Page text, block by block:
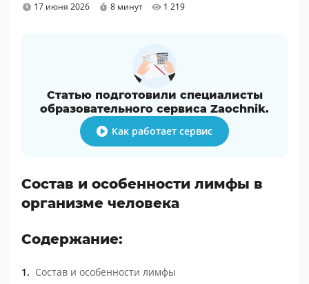
17 июня 2026 8 минут 1 219
Статью подготовили специалисты
образовательного сервиса Zaochnik.
Как работает сервис
Состав и особенности лимфы в
организме человека
Содержание:
Состав и особенности лимфы